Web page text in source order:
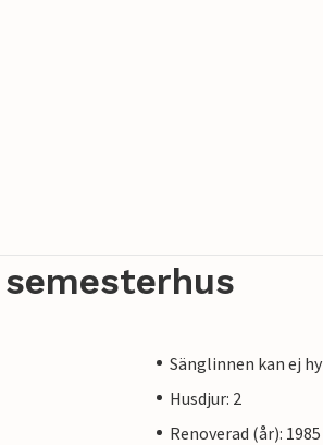
Sänglinnen kan ej
Husdjur: 2
Renoverad (år): 1985